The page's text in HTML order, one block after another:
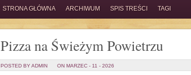
STRONA GŁÓWNA ARCHIWUM SPIS TREŚCI TAGI
Pizza na Świeżym Powietrzu
POSTED BY ADMIN ON MARZEC - 11 - 2026